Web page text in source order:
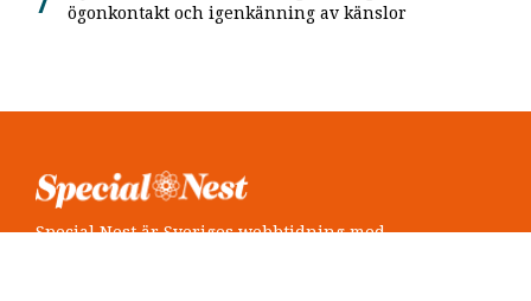
ögonkontakt och igenkänning av känslor
Special Nest är Sveriges webbtidning med